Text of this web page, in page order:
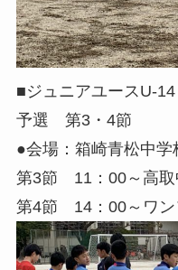
■ジュニアユースU-
予選 第3・4節
●会場：箱崎青松中学
第3節 11：00～高取
第4節 14：00～ワン